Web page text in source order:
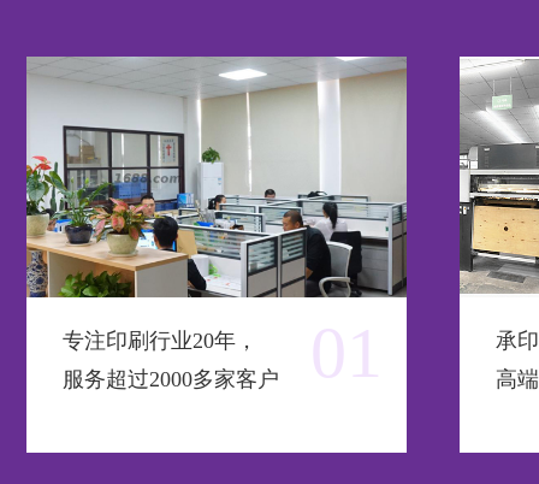
01
专注印刷行业20年，
服务超过2000多家客户
承
高